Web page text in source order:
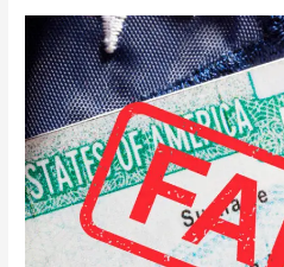
empleo
en
Estados
Unidos
y
evitar
estafas